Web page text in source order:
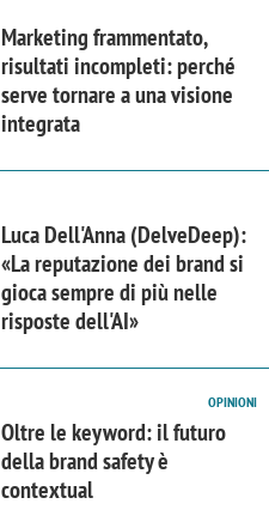
Marketing frammentato,
risultati incompleti: perché
serve tornare a una visione
integrata
Luca Dell'Anna (DelveDeep):
«La reputazione dei brand si
gioca sempre di più nelle
risposte dell'AI»
OPINIONI
Oltre le keyword: il futuro
della brand safety è
contextual